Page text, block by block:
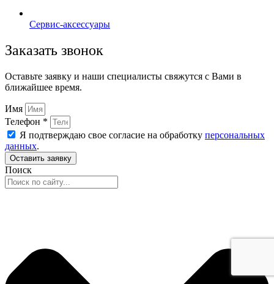
Сервис-аксессуары
Заказать звонок
Оставьте заявку и наши специалисты свяжутся с Вами в
ближайшее время.
Имя
Телефон *
Я подтверждаю свое согласие на обработку персональных
данных.
Оставить заявку
Поиск